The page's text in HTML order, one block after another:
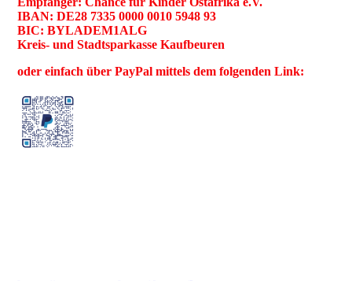
IBAN: DE28 7335 0000 0010 5948 93
BIC: BYLADEM1ALG
Kreis- und Stadtsparkasse Kaufbeuren
oder einfach über PayPal mittels dem folgenden Link: